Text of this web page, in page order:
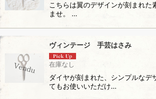
こちらは翼のデザインが刻まれ
ませ。 …
ヴィンテージ 手芸はさみ
在庫なし
ダイヤが刻まれた、シンプルな
てもお使いいただけ…